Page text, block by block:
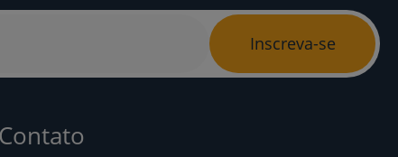
Inscreva-se
Contato